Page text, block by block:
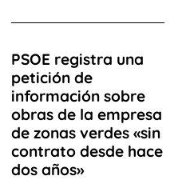
PSOE registra una
petición de
información sobre
obras de la empresa
de zonas verdes «sin
contrato desde hace
dos años»